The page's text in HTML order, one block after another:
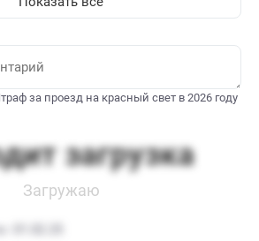
за проезд на красный свет в 2026 году